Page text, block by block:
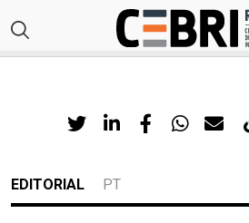
EDITORIAL PT